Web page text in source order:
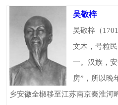
吴敬梓
吴敬梓（
文木，号粒
一。汉族，
房”，所以晚
乡安徽全椒移至江苏南京秦淮河